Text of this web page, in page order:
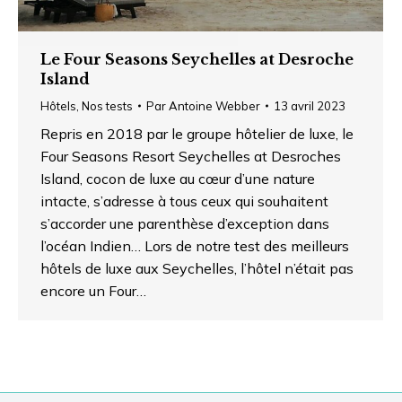
Le Four Seasons Seychelles at Desroche
Island
Hôtels Nos tests ParAntoine Webber 13 avril 2023
Repris en 2018 par le groupe hôtelier de luxe, le
Four Seasons Resort Seychelles at Desroches
Island, cocon de luxe au cœur d’une nature
intacte, s’adresse à tous ceux qui souhaitent
s’accorder une parenthèse d’exception dans
l’océan Indien… Lors de notre test des meilleurs
hôtels de luxe aux Seychelles, l’hôtel n’était pas
encore un Four…